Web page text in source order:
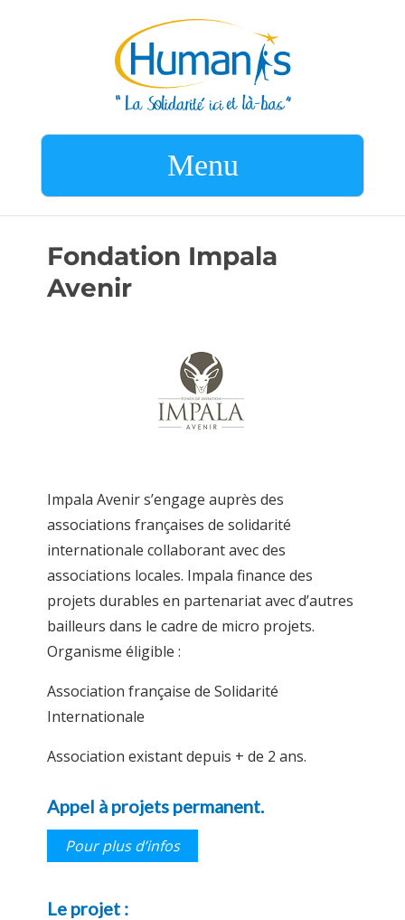
Menu
Fondation Impala
Avenir
Impala Avenir s’engage auprès des
associations françaises de solidarité
internationale collaborant avec des
associations locales. Impala finance des
projets durables en partenariat avec d’autres
bailleurs dans le cadre de micro projets.
Organisme éligible :
Association française de Solidarité
Internationale
Association existant depuis + de 2 ans.
Appel à projets permanent.
Pour plus d’infos
Le projet :